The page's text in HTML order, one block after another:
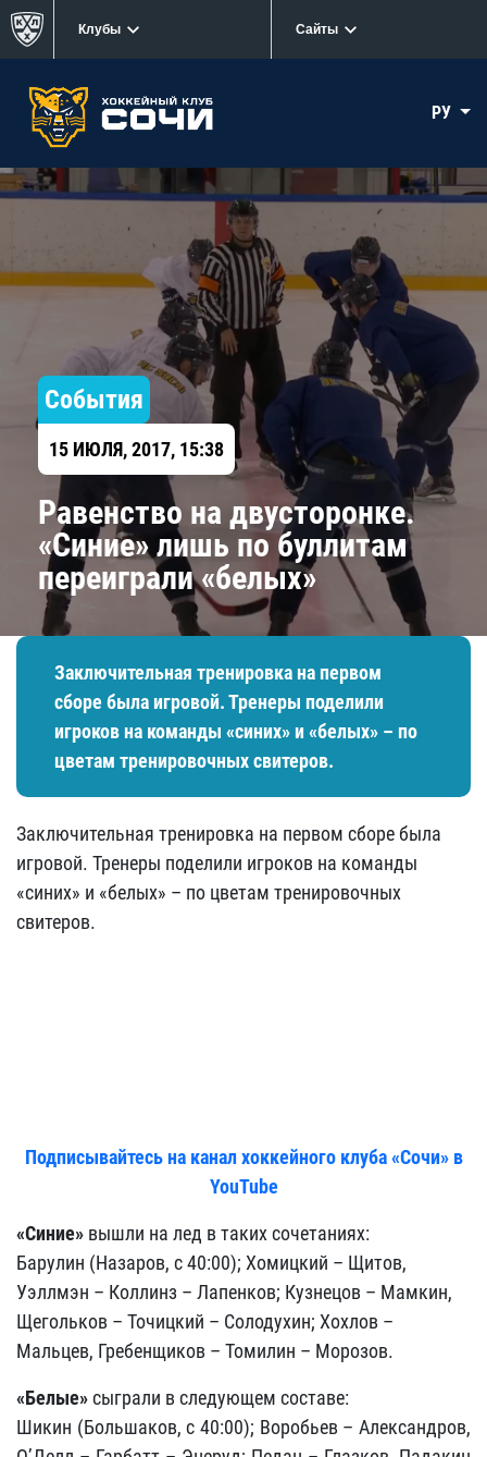
Клубы Сайты
РУ
События
15 ИЮЛЯ, 2017, 15:38
Равенство на двусторонке.
«Синие» лишь по буллитам
переиграли «белых»
Заключительная тренировка на первом
сборе была игровой. Тренеры поделили
игроков на команды «синих» и «белых» – по
цветам тренировочных свитеров.
Заключительная тренировка на первом сборе была
игровой. Тренеры поделили игроков на команды
«синих» и «белых» – по цветам тренировочных
свитеров.
Подписывайтесь на канал хоккейного клуба «Сочи» в
YouTube
«Синие» вышли на лед в таких сочетаниях:
Барулин (Назаров, с 40:00); Хомицкий – Щитов,
Уэллмэн – Коллинз – Лапенков; Кузнецов – Мамкин,
Щегольков – Точицкий – Солодухин; Хохлов –
Мальцев, Гребенщиков – Томилин – Морозов.
«Белые»сыграли в следующем составе:
Шикин (Большаков, с 40:00); Воробьев – Александров,